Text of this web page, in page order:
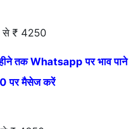
से ₹ 4250
तक Whatsapp पर भाव पाने
पर मैसेज करें